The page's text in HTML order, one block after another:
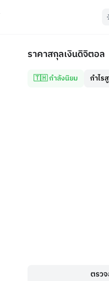
ราคาสกุลเงินดิจิตอล
🇹🇭 กำลังนิยม กำไร
ตรว